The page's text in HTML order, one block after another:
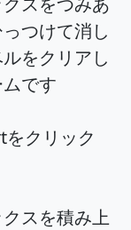
つけて消し
をクリアし
です
クリック
スを積み上